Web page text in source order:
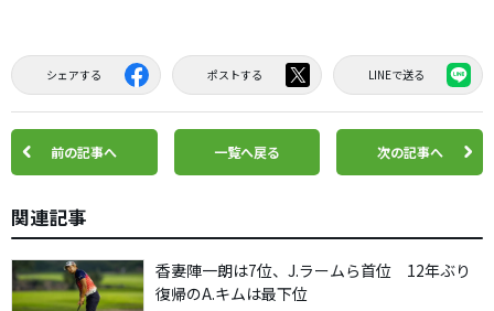
シェアする ポストする LINEで送る
前の記事へ 一覧へ戻る 次の記事へ
関連記事
香妻陣一朗は7位、J.ラームら首位 12年ぶり
復帰のA.キムは最下位